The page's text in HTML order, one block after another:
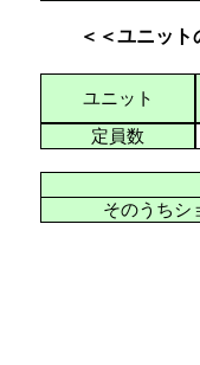
＜＜ユニット
ユニット
定員数
そのうちシ